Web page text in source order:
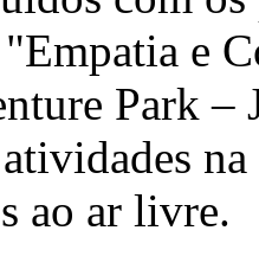
e
Park –
ao ar livre.